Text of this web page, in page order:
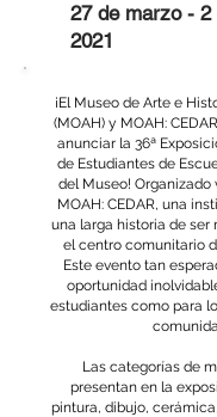
27 de marzo - 2
2021
¡El Museo de Arte e
(MOAH) y MOAH:
anunciar la 36ª
de Estudiantes de
del Museo!
MOAH: CEDAR, una
una larga historia de
el centro comunitario
Este evento tan
oportunidad
estudiantes como para
Las categorías de
presentan en la
pintura, dibujo,